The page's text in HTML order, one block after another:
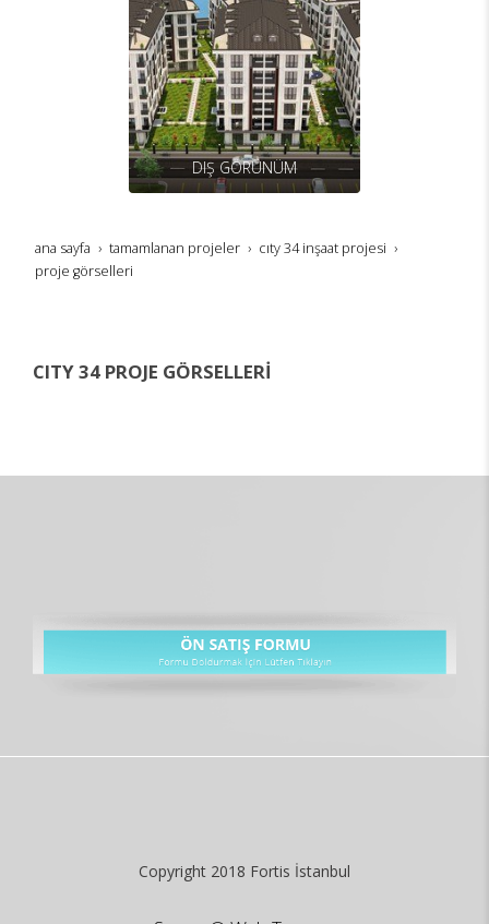
DIŞ GÖRÜNÜM
ana sayfa tamamlanan projeler
city 34 i̇nşaat projesi̇
proje görselleri̇
CITY 34 PROJE GÖRSELLERİ
Copyright 2018 Fortis İstanbul